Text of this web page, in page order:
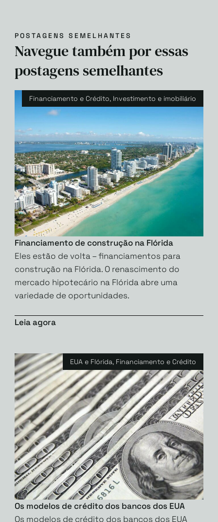
POSTAGENS SEMELHANTES
Navegue também por essas
postagens semelhantes
Financiamento e Crédito, Investimento e imobiliário
Financiamento de construção na Flórida
Eles estão de volta – financiamentos para
construção na Flórida. O renascimento do
mercado hipotecário na Flórida abre uma
variedade de oportunidades.
Leia agora
EUA e Flórida, Financiamento e Crédito
Os modelos de crédito dos bancos dos EUA
Os modelos de crédito dos bancos dos EUA